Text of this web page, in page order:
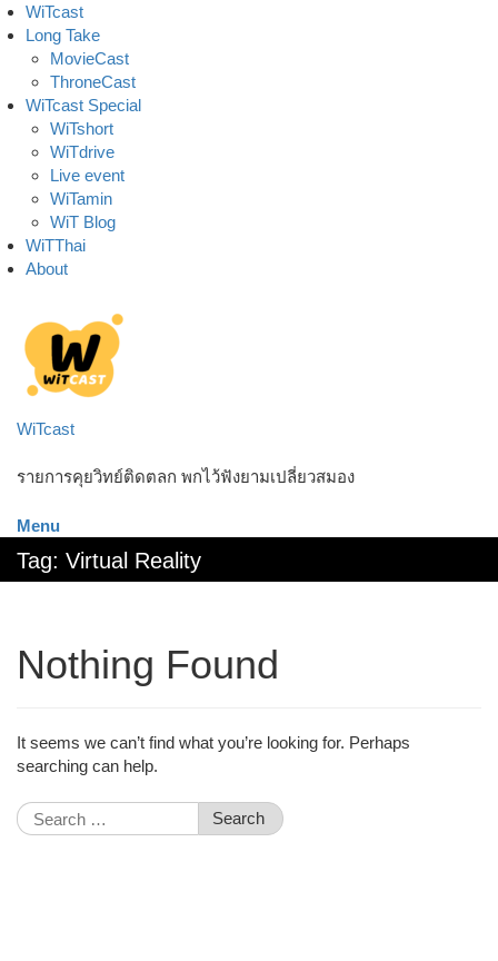
Skip
to
content
WiTcast
Long Take
MovieCast
ThroneCast
WiTcast Special
WiTshort
WiTdrive
Live event
WiTamin
WiT Blog
WiTThai
About
WiTcast
รายการคุยวิทย์ติดตลก พกไว้ฟังยามเปลี่ยวสมอง
Menu
Tag: Virtual Reality
Nothing Found
It seems we can’t find what you’re looking for. Perhaps
searching can help.
Search
for: